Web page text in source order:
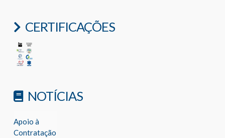
CERTIFICAÇÕES
NOTÍCIAS
Apoio à
Contratação